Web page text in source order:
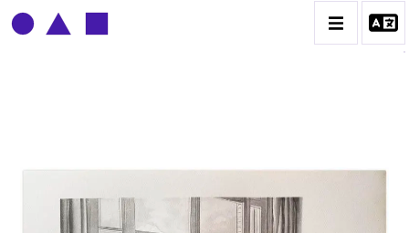
CLAUDE GROBÉTY
BIOGRAPHIE